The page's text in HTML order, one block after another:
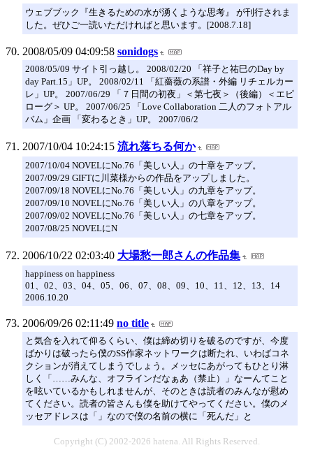
ウェブブック『生きるための水が湧くような思考』 が刊行されま
した。ぜひご一読いただければと思います。[2008.7.18]
2008/05/09 04:09:58 sonidogs
2008/05/09 サイト引っ越し。 2008/02/20 「祥子と祐巳のDay by
day Part.15」UP。 2008/02/11 「紅薔薇の系譜・外編 リチェルカー
レ」UP。 2007/06/29 「７日間の初夜」＜第七夜＞（後編）＜エピ
ローグ＞ UP。 2007/06/25 「Love Collaboration 二人のフォトアル
バム」企画 「変わるとき」UP。 2007/06/2
2007/10/04 10:24:15 流れ落ちる何か
2007/10/04 NOVELにNo.76「美しい人」の十章をアップ。
2007/09/29 GIFTに川菜様からの作品をアップしました。
2007/09/18 NOVELにNo.76「美しい人」の九章をアップ。
2007/09/10 NOVELにNo.76「美しい人」の八章をアップ。
2007/09/02 NOVELにNo.76「美しい人」の七章をアップ。
2007/08/25 NOVELにN
2006/10/22 02:03:40 大場愁一郎さんの作品集
happiness on happiness
01、02、03、04、05、06、07、08、09、10、11、12、13、14
2006.10.20
2006/09/26 02:11:49 no title
と気合を入れて仰るくらい、僕は締め切りを破るのですが、今度
ばかりは破ったら僕のSS作家ネットワークは断たれ、いわばコネ
クションが消えてしまうでしょう。メッセにあがってもひとり淋
しく「……みんな、オフラインだなぁあ（禁止）」なーんてこと
を呟いているかもしれませんが、そのときは読者のみんなが慰め
てください。読者の皆さんも僕を助けてやってください。僕のメ
ッセアドレスは「」なので僕の名前の横に「死んだ」と
Copyright (C) 2002-2026 hatena. All Rights Reserved.